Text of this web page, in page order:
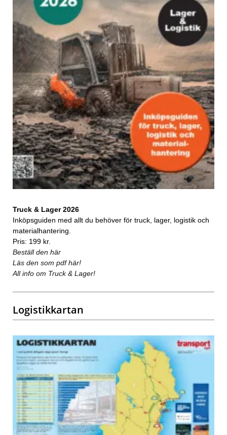
Truck & Lager 2026
Inköpsguiden med allt du behöver för truck, lager, logistik och
materialhantering.
Pris: 199 kr.
Beställ den här
Läs den som pdf här!
All info om Truck & Lager!
Logistikkartan